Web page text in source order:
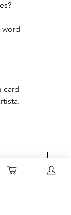
word
card
a 9 dias